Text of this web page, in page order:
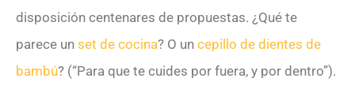
disposición centenares de propuestas. ¿Qué te
parece un set de cocina? O un cepillo de dientes de
bambú? (“Para que te cuides por fuera, y por dentro”).